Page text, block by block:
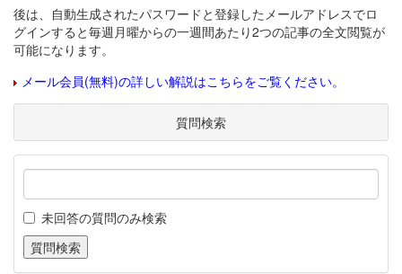
後は、自動生成されたパスワードと登録したメールアドレスでロ
グインすると毎週月曜からの一週間あたり2つの記事の全文閲覧が
可能になります。
メール会員(無料)の詳しい解説はこちらをご覧ください。
質問検索
未回答の質問のみ検索